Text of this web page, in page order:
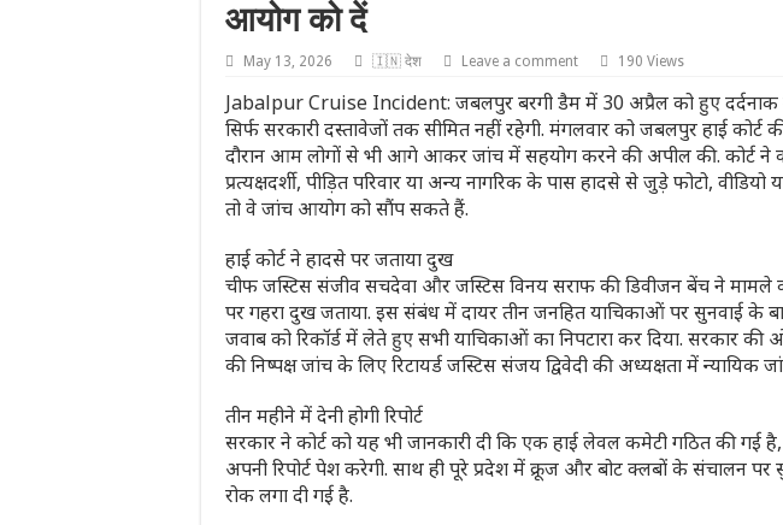
आयोग को दें
May 13, 2026 🇮🇳 देश Leave a comment 190 Views
Jabalpur Cruise Incident: जबलपुर बरगी डैम में 30 अप्रैल को हुए
सिर्फ सरकारी दस्तावेजों तक सीमित नहीं रहेगी. मंगलवार को जबलपुर हाई
दौरान आम लोगों से भी आगे आकर जांच में सहयोग करने की अपील की. कोर्ट ने
प्रत्यक्षदर्शी, पीड़ित परिवार या अन्य नागरिक के पास हादसे से जुड़े फोटो,
तो वे जांच आयोग को सौंप सकते हैं.
हाई कोर्ट ने हादसे पर जताया दुख
चीफ जस्टिस संजीव सचदेवा और जस्टिस विनय सराफ की डिवीजन बेंच ने मामले
पर गहरा दुख जताया. इस संबंध में दायर तीन जनहित याचिकाओं पर सुनवाई के
जवाब को रिकॉर्ड में लेते हुए सभी याचिकाओं का निपटारा कर दिया. सरकार की
की निष्पक्ष जांच के लिए रिटायर्ड जस्टिस संजय द्विवेदी की अध्यक्षता में न्यायिक
तीन महीने में देनी होगी रिपोर्ट
सरकार ने कोर्ट को यह भी जानकारी दी कि एक हाई लेवल कमेटी गठित की गई
अपनी रिपोर्ट पेश करेगी. साथ ही पूरे प्रदेश में क्रूज और बोट क्लबों के संचालन पर
रोक लगा दी गई है.